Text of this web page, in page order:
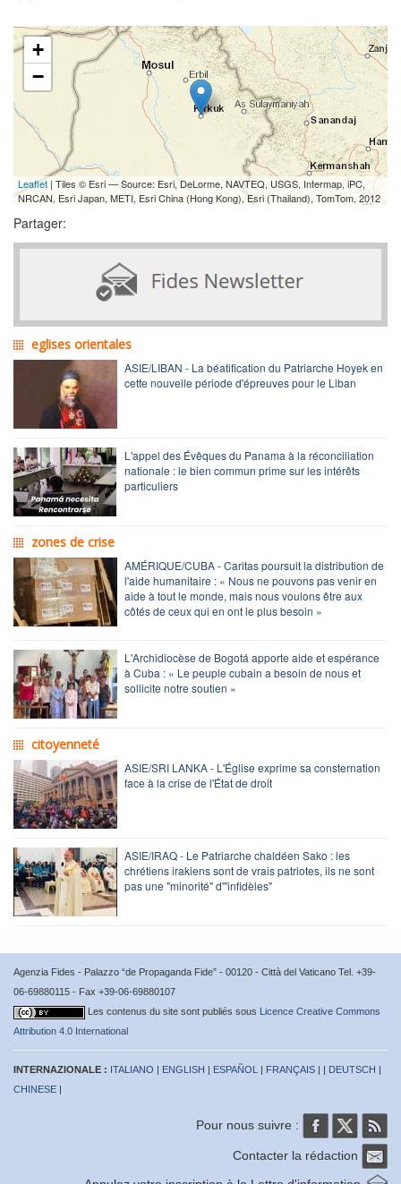
+
−
Leaflet | Tiles © Esri — Source: Esri, DeLorme, NAVTEQ, USGS, Intermap, iPC,
NRCAN, Esri Japan, METI, Esri China (Hong Kong), Esri (Thailand), TomTom, 2012
Partager:
eglises orientales
ASIE/LIBAN - La béatification du Patriarche Hoyek en
cette nouvelle période d'épreuves pour le Liban
L'appel des Évêques du Panama à la réconciliation
nationale : le bien commun prime sur les intérêts
particuliers
zones de crise
AMÉRIQUE/CUBA - Caritas poursuit la distribution de
l'aide humanitaire : « Nous ne pouvons pas venir en
aide à tout le monde, mais nous voulons être aux
côtés de ceux qui en ont le plus besoin »
L'Archidiocèse de Bogotá apporte aide et espérance
à Cuba : « Le peuple cubain a besoin de nous et
sollicite notre soutien »
citoyenneté
ASIE/SRI LANKA - L'Église exprime sa consternation
face à la crise de l'État de droit
ASIE/IRAQ - Le Patriarche chaldéen Sako : les
chrétiens irakiens sont de vrais patriotes, ils ne sont
pas une "minorité" d'"infidèles"
Agenzia Fides - Palazzo “de Propaganda Fide” - 00120 - Città del Vaticano Tel. +39-
06-69880115 - Fax +39-06-69880107
Les contenus du site sont publiés sous Licence Creative Commons
Attribution 4.0 International
INTERNAZIONALE : ITALIANO | ENGLISH | ESPAÑOL | FRANÇAIS | | DEUTSCH |
CHINESE |
Pour nous suivre :
Contacter la rédaction